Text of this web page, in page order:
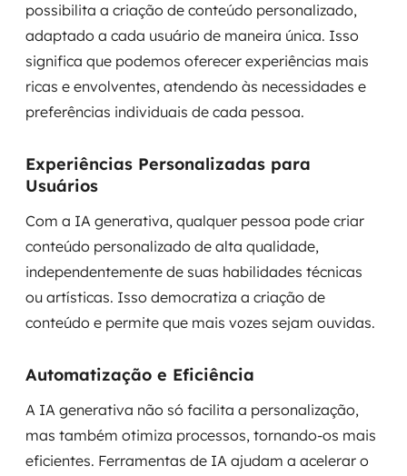
possibilita a criação de conteúdo personalizado,
adaptado a cada usuário de maneira única. Isso
significa que podemos oferecer experiências mais
ricas e envolventes, atendendo às necessidades e
preferências individuais de cada pessoa.
Experiências Personalizadas para
Usuários
Com a IA generativa, qualquer pessoa pode criar
conteúdo personalizado de alta qualidade,
independentemente de suas habilidades técnicas
ou artísticas. Isso democratiza a criação de
conteúdo e permite que mais vozes sejam ouvidas.
Automatização e Eficiência
A IA generativa não só facilita a personalização,
mas também otimiza processos, tornando-os mais
eficientes. Ferramentas de IA ajudam a acelerar o